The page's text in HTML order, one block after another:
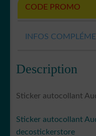
CODE PROMO
INFOS
Description
Sticker autocollant
Sticker autocollant
decostickerstore